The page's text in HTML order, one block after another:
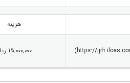
هزینه
15,000,000 ریال